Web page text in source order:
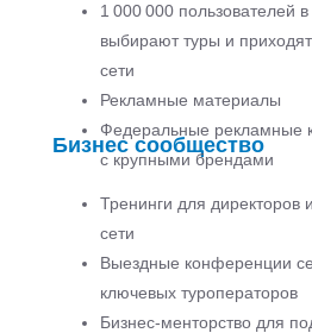
Бизнес сообщество
1 000 000 пользователей
выбирают туры и приходят
сети
Рекламные материалы
Федеральные рекламные
с крупными брендами
Тренинги для директоров
сети
Выездные конференции
ключевых туроператоров
Бизнес-менторство для